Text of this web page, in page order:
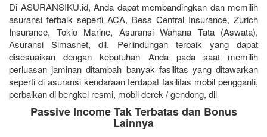
Di ASURANSIKU.id, Anda dapat membandingkan dan memilih
asuransi terbaik seperti ACA, Bess Central Insurance, Zurich
Insurance, Tokio Marine, Asuransi Wahana Tata (Aswata),
Asuransi Simasnet, dll. Perlindungan terbaik yang dapat
disesuaikan dengan kebutuhan Anda pada saat memilih
perluasan jaminan ditambah banyak fasilitas yang ditawarkan
seperti di asuransi kendaraan terdapat fasilitas mobil pengganti,
perbaikan di bengkel resmi, mobil derek / gendong, dll
Passive Income Tak Terbatas dan Bonus
Lainnya